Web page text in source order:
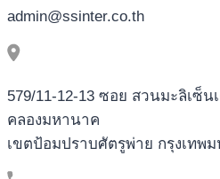
admin@ssinter.co.th
579/11-12-13 ซอย สวนมะลิเซ็น
คลองมหานาค
เขตป้อมปราบศัตรูพ่าย กรุงเทพ